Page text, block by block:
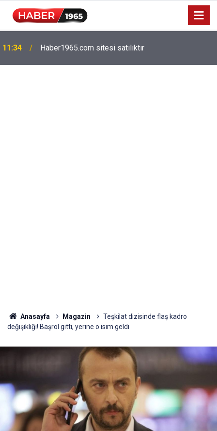
15:52
hesaplarda
Anasayfa Magazin
Teşkilat dizisinde flaş kadro
değişikliği! Başrol gitti, yerine o isim geldi